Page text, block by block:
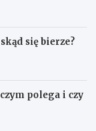
się bierze?
polega i czy